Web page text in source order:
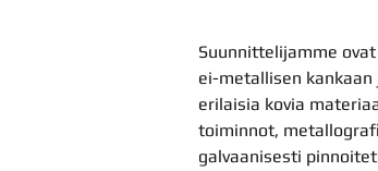
Suunnittelijamme
ei-metallisen
erilaisia ​​kovia
toiminnot,
galvaanisesti